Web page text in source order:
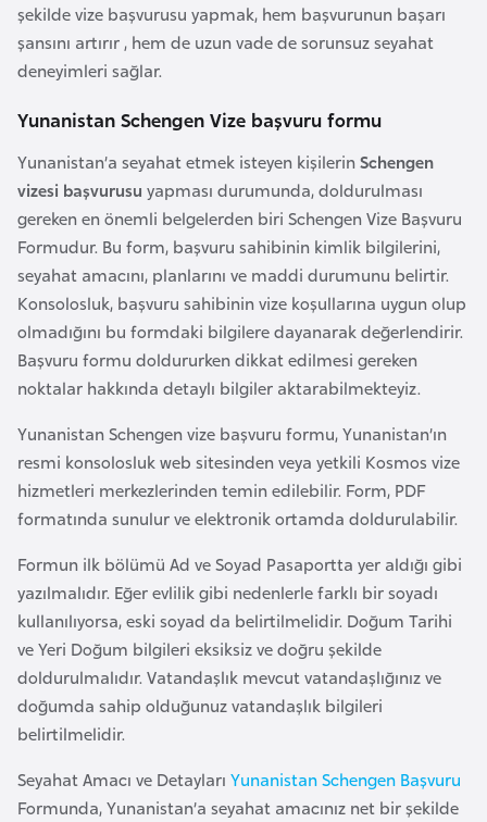
şekilde vize başvurusu yapmak, hem başvurunun başarı
şansını artırır , hem de uzun vade de sorunsuz seyahat
deneyimleri sağlar.
Yunanistan Schengen Vize başvuru formu
Yunanistan’a seyahat etmek isteyen kişilerinSchengen
vizesi başvurusu yapması durumunda, doldurulması
gereken en önemli belgelerden biri Schengen Vize Başvuru
Formudur. Bu form, başvuru sahibinin kimlik bilgilerini,
seyahat amacını, planlarını ve maddi durumunu belirtir.
Konsolosluk, başvuru sahibinin vize koşullarına uygun olup
olmadığını bu formdaki bilgilere dayanarak değerlendirir.
Başvuru formu doldururken dikkat edilmesi gereken
noktalar hakkında detaylı bilgiler aktarabilmekteyiz.
Yunanistan Schengen vize başvuru formu, Yunanistan’ın
resmi konsolosluk web sitesinden veya yetkili Kosmos vize
hizmetleri merkezlerinden temin edilebilir. Form, PDF
formatında sunulur ve elektronik ortamda doldurulabilir.
Formun ilk bölümü Ad ve Soyad Pasaportta yer aldığı gibi
yazılmalıdır. Eğer evlilik gibi nedenlerle farklı bir soyadı
kullanılıyorsa, eski soyad da belirtilmelidir. Doğum Tarihi
ve Yeri Doğum bilgileri eksiksiz ve doğru şekilde
doldurulmalıdır. Vatandaşlık mevcut vatandaşlığınız ve
doğumda sahip olduğunuz vatandaşlık bilgileri
belirtilmelidir.
Seyahat Amacı ve Detayları Yunanistan Schengen Başvuru
Formunda, Yunanistan’a seyahat amacınız net bir şekilde
L
i
y
L
i
h
t
e
n
ş
a
y
n
L
i
t
v
a
n
y